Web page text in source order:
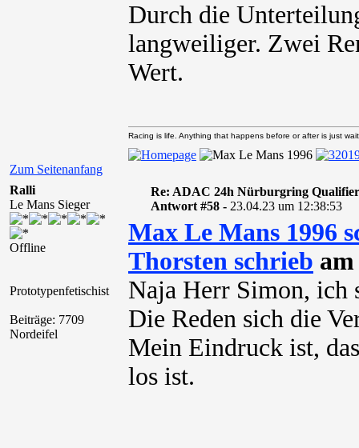
Durch die
langweiliger. Zwei
Wert.
Zum Seitenanfang
Racing is life. Anything that happens before or after is just
Ralli
Le Mans Sieger
Offline
Prototypenfetischist
Beiträge: 7709
Nordeifel
Re: ADAC 24h Nürburgring
Antwort #58 - 23.04.23 um 12:38:53
Max Le Mans 1996
Thorsten schrieb
Naja Herr Simon, ich
Die Reden sich die
Mein Eindruck ist,
los ist.